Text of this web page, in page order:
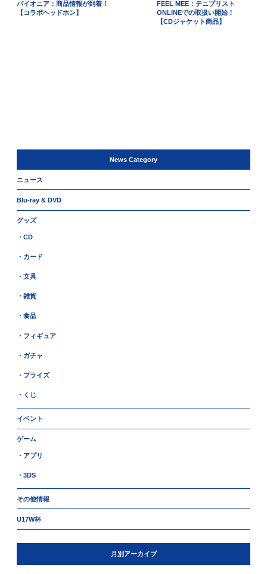
パイオニア：商品情報が到着！
【コラボヘッドホン】
FEEL MEE：テニプリスト
ONLINEでの取扱い開始！
【CDジャケット商品】
News Category
ニュース
Blu-ray & DVD
グッズ
・CD
・カード
・文具
・雑貨
・食品
・フィギュア
・ガチャ
・プライズ
・くじ
イベント
ゲーム
・アプリ
・3DS
その他情報
U17W杯
月別アーカイブ